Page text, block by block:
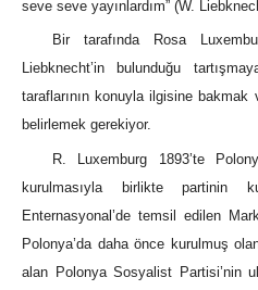
seve seve yayınlardım” (W.
Bir tarafında Rosa
Liebknecht’in bulunduğu
taraflarının konuyla ilgisine bakmak
belirlemek gerekiyor.
R. Luxemburg 1893’te
kurulmasıyla birlikte partinin
Enternasyonal’de temsil edilen
Polonya’da daha önce kurulmuş
alan Polonya Sosyalist Partisi’nin